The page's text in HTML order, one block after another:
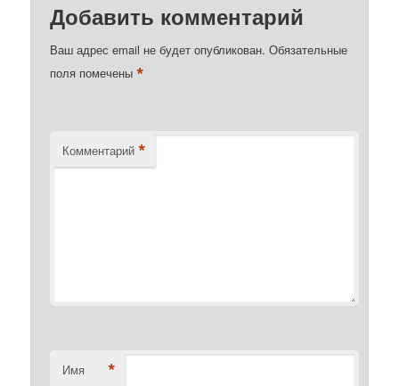
Добавить комментарий
Ваш адрес email не будет опубликован. Обязательные
поля помечены*
Комментарий *
Имя *